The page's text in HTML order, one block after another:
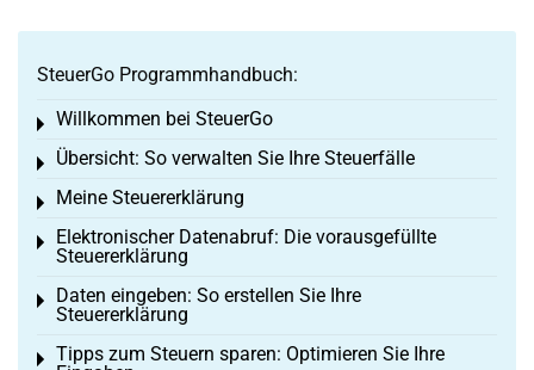
SteuerGo Programmhandbuch:
Willkommen bei SteuerGo
Toggle menu
Übersicht: So verwalten Sie Ihre Steuerfälle
Toggle menu
Meine Steuererklärung
Toggle menu
Elektronischer Datenabruf: Die vorausgefüllte
Steuererklärung
Toggle menu
Daten eingeben: So erstellen Sie Ihre
Steuererklärung
Toggle menu
Tipps zum Steuern sparen: Optimieren Sie Ihre
Toggle menu